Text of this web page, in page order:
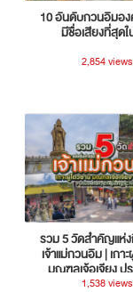
10 อันดับกวนอิมอง
มีชื่อเสียงที่สุดใ
2,854 views
รวม 5 วัดสำคัญแห่
เจ้าแม่กวนอิม | เกา
มณฑลเจ้อเจียง ป
1,538 views